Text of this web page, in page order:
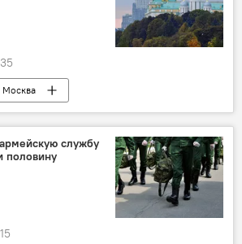
Москва
переговоры
службу
половину